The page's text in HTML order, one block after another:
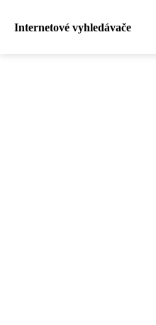
Internetové vyhledávače